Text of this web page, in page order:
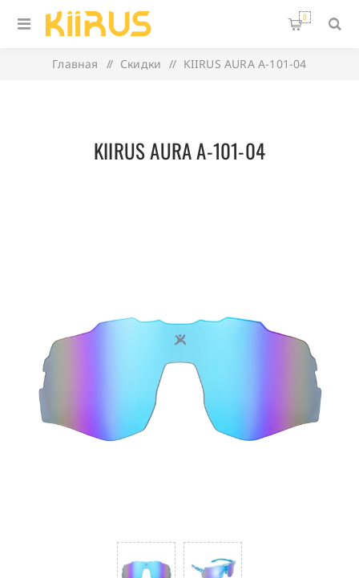
0
Главная / Скидки / KIIRUS AURA A-101-04
KIIRUS AURA A-101-04